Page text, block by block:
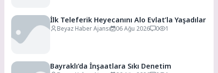
İlk Teleferik Heyecanını Alo Evlat’la Yaşadılar
Beyaz Haber Ajansı 06 Ağu 2026 0 1
Bayraklı’da İnşaatlara Sıkı Denetim